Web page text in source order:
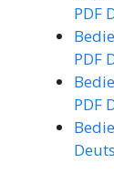
PDF
PDF
PDF